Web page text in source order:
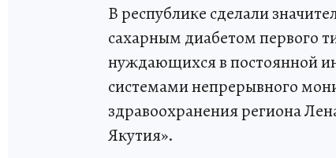
В республике сделали
сахарным диабетом первого
нуждающихся в постоянной
системами непрерывного
здравоохранения региона
Якутия».